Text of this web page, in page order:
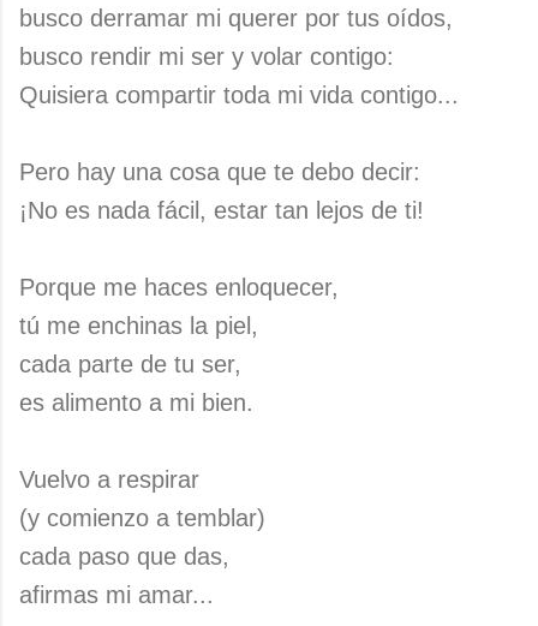
busco derramar mi querer por tus oídos,
busco rendir mi ser y volar contigo:
Quisiera compartir toda mi vida contigo...
Pero hay una cosa que te debo decir:
¡No es nada fácil, estar tan lejos de ti!
Porque me haces enloquecer,
tú me enchinas la piel,
cada parte de tu ser,
es alimento a mi bien.
Vuelvo a respirar
(y comienzo a temblar)
cada paso que das,
afirmas mi amar...